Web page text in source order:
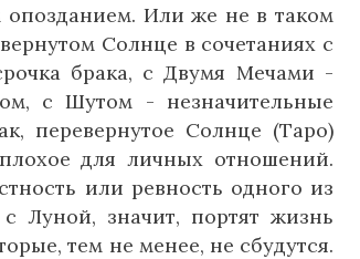
опозданием. Или же не в таком
Солнце в сочетаниях с
брака, с Двумя Мечами -
с Шутом - незначительные
перевернутое Солнце (Таро)
для личных отношений.
или ревность одного из
Луной, значит, портят жизнь
тем не менее, не сбудутся.